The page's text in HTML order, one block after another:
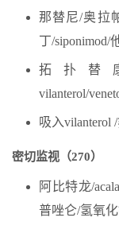
那替尼/奥拉
丁/siponimod/
拓扑替康
vilanterol/
吸入vilanterol
密切监视（270）
阿比特龙/
普唑仑/氢氧